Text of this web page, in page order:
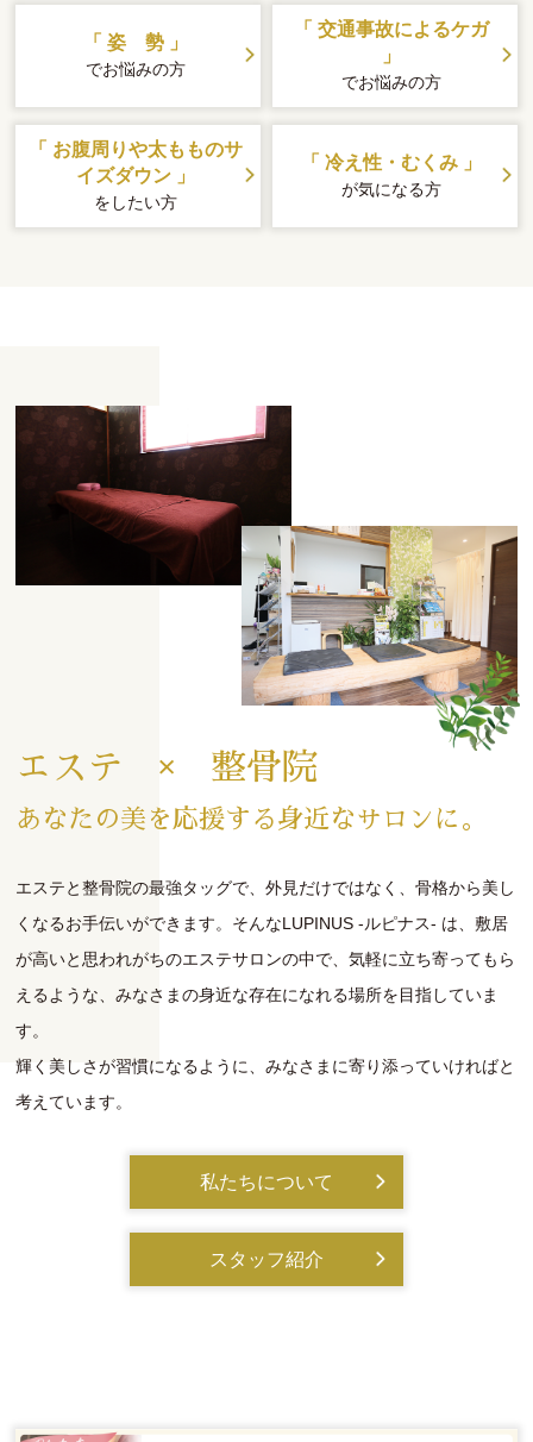
「 姿 勢 」
でお悩みの方
「 交通事故によるケガ
」
でお悩みの方
「 お腹周りや太もものサ
イズダウン 」
をしたい方
「 冷え性・むくみ 」
が気になる方
エステ × 整骨院
あなたの美を応援する身近なサロンに。
エステと整骨院の最強タッグで、外見だけではなく、骨格から美し
くなるお手伝いができます。そんなLUPINUS -ルピナス- は、敷居
が高いと思われがちのエステサロンの中で、気軽に立ち寄ってもら
えるような、みなさまの身近な存在になれる場所を目指していま
す。
輝く美しさが習慣になるように、みなさまに寄り添っていければと
考えています。
私たちについて
スタッフ紹介